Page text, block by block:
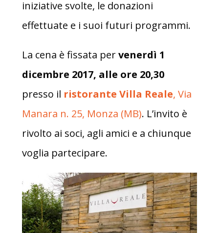
iniziative svolte, le donazioni
effettuate e i suoi futuri programmi.
La cena è fissata pervenerdì 1
dicembre 2017, alle ore 20,30
presso il ristorante Villa Reale, Via
Manara n. 25, Monza (MB). L’invito è
rivolto ai soci, agli amici e a chiunque
voglia partecipare.